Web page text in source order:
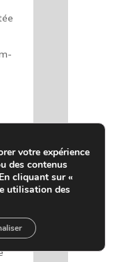
votre expérience
des contenus
cliquant sur «
utilisation des